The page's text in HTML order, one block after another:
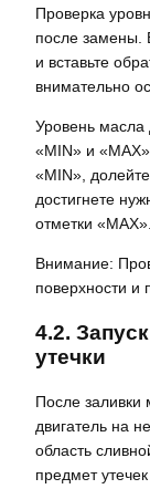
Проверка
после замены.
и вставьте
внимательно
Уровень масла
«MIN» и
«MIN»,
достигнете
отметки «MAX».
Внимание:
поверхности и
4.2.
утечки
После заливки
двигатель на
область
предмет